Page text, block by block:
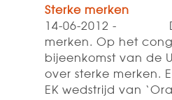
Sterke merken
14-06-2012 -
merken. Op het
bijeenkomst van de
over sterke merken.
EK wedstrijd van